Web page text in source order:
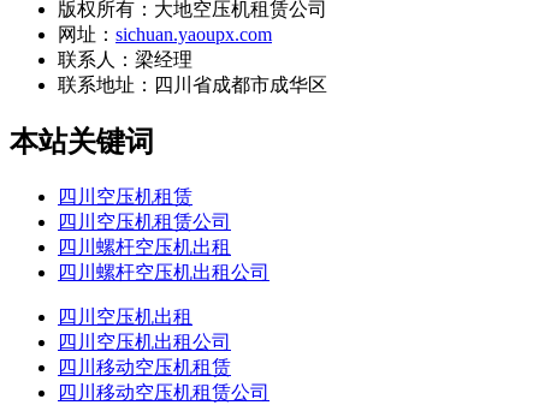
版权所有：大地空压机租赁公司
网址： sichuan.yaoupx.com
联系人：梁经理
联系地址： 四川省成都市成华区
本站关键词
四川空压机租赁
四川空压机租赁公司
四川螺杆空压机出租
四川螺杆空压机出租公司
四川空压机出租
四川空压机出租公司
四川移动空压机租赁
四川移动空压机租赁公司